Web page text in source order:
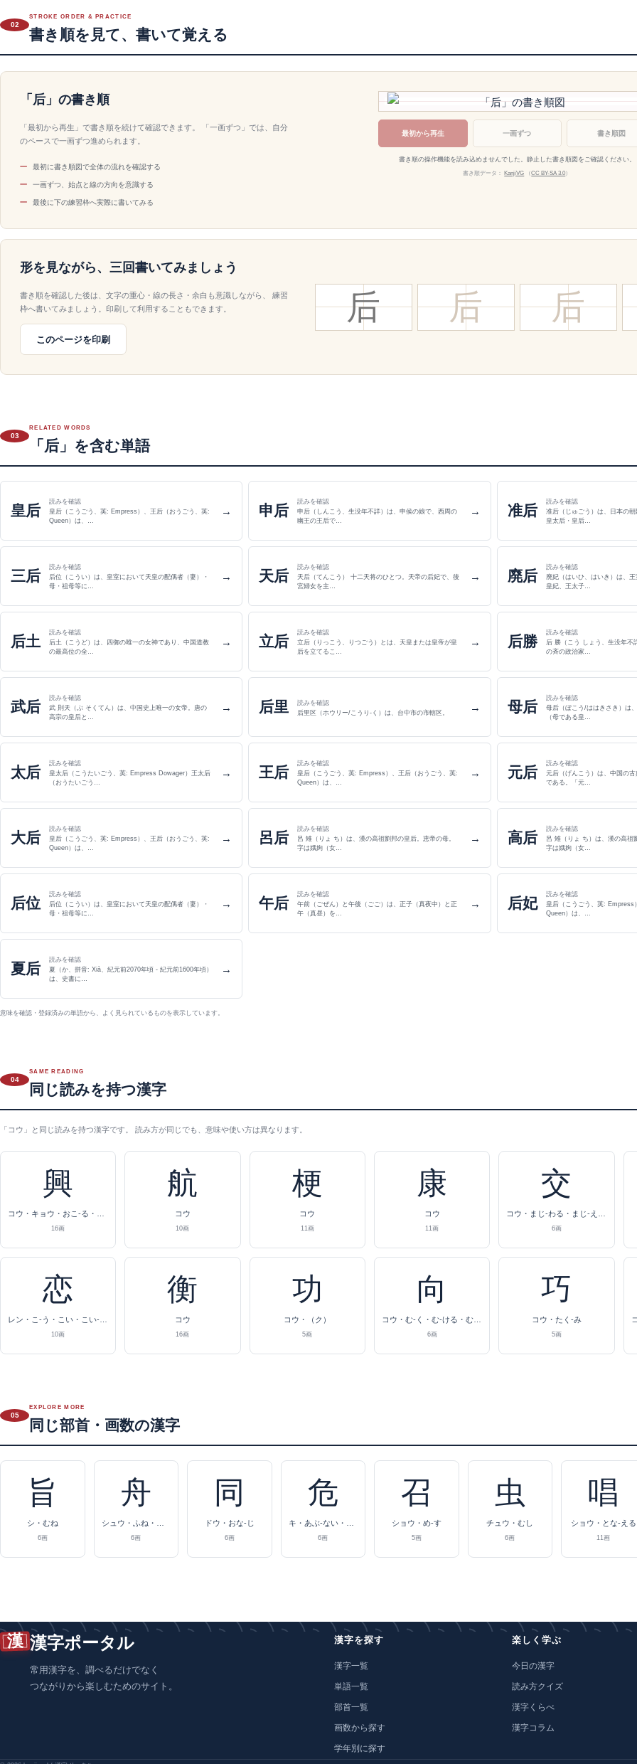
02
STROKE ORDER & PRACTICE
書き順を見て、書いて覚える
「后」の書き順
「最初から再生」で書き順を続けて確認できます。 「一画ずつ」では、自分
のペースで一画ずつ進められます。
最初に書き順図で全体の流れを確認する
一画ずつ、始点と線の方向を意識する
最後に下の練習枠へ実際に書いてみる
最初から再生 一画ずつ 書き順図
書き順の操作機能を読み込めませんでした。静止した書き順図をご確認ください。
書き順データ： KanjiVG （CC BY-SA 3.0）
形を見ながら、三回書いてみましょう
書き順を確認した後は、文字の重心・線の長さ・余白も意識しながら、 練習
枠へ書いてみましょう。印刷して利用することもできます。
このページを印刷
后 后 后
03
RELATED WORDS
「后」を含む単語
皇后
読みを確認
皇后（こうごう、英: Empress）、王后（おうごう、英:
Queen）は、…
→ 申后
読みを確認
申后（しんこう、生没年不詳）は、申侯の娘で、西周の
幽王の王后で…
→ 准后
読みを確認
准后（じゅごう）は、日本の
皇太后・皇后…
三后
読みを確認
后位（こうい）は、皇室において天皇の配偶者（妻）・
母・祖母等に…
→ 天后
読みを確認
天后（てんこう） 十二天将のひとつ。天帝の后妃で、後
宮婦女を主…
→ 廃后
読みを確認
廃妃（はいひ、はいき）は、
皇妃、王太子…
后土
読みを確認
后土（こうど）は、四御の唯一の女神であり、中国道教
の最高位の全…
→ 立后
読みを確認
立后（りっこう、りつごう）とは、天皇または皇帝が皇
后を立てるこ…
→ 后勝
読みを確認
后 勝（こう しょう、生没年不
の斉の政治家…
武后
読みを確認
武 則天（ぶ そくてん）は、中国史上唯一の女帝。唐の
高宗の皇后と…
→ 后里
読みを確認
后里区（ホウリー/こうり-く）は、台中市の市轄区。
→ 母后
読みを確認
母后（ぼこう/ははきさき）は
（母である皇…
太后
読みを確認
皇太后（こうたいごう、英: Empress Dowager）王太后
（おうたいごう…
→ 王后
読みを確認
皇后（こうごう、英: Empress）、王后（おうごう、英:
Queen）は、…
→ 元后
読みを確認
元后（げんこう）は、中国の
である。「元…
大后
読みを確認
皇后（こうごう、英: Empress）、王后（おうごう、英:
Queen）は、…
→ 呂后
読みを確認
呂 雉（りょ ち）は、漢の高祖劉邦の皇后。恵帝の母。
字は娥姁（女…
→ 高后
読みを確認
呂 雉（りょ ち）は、漢の高祖
字は娥姁（女…
后位
読みを確認
后位（こうい）は、皇室において天皇の配偶者（妻）・
母・祖母等に…
→ 午后
読みを確認
午前（ごぜん）と午後（ごご）は、正子（真夜中）と正
午（真昼）を…
→ 后妃
読みを確認
皇后（こうごう、英: Empress
Queen）は、…
夏后
読みを確認
夏（か、拼音: Xià、紀元前2070年頃 - 紀元前1600年頃）
は、史書に…
→
意味を確認・登録済みの単語から、よく見られているものを表示しています。
04
SAME READING
同じ読みを持つ漢字
「コウ」と同じ読みを持つ漢字です。 読み方が同じでも、意味や使い方は異なります。
興
16画
航
コウ
10画
梗
コウ
11画
康
コウ
11画
交
6画
恋
10画
衡
コウ
16画
功
コウ・（ク）
5画
向
コウ・む-く・む-ける・む-かう・む-こう
6画
巧
コウ・たく-み
5画
05
EXPLORE MORE
同じ部首・画数の漢字
旨
シ・むね
6画
舟
6画
同
ドウ・おな-じ
6画
危
6画
召
ショウ・め-す
5画
虫
チュウ・むし
6画
唱
ショウ・とな-える
11画
漢 漢字ポータル
常用漢字を、調べるだけでなく
つながりから楽しむためのサイト。
漢字を探す
漢字一覧
単語一覧
部首一覧
画数から探す
学年別に探す
楽しく学ぶ
今日の漢字
読み方クイズ
漢字くらべ
漢字コラム